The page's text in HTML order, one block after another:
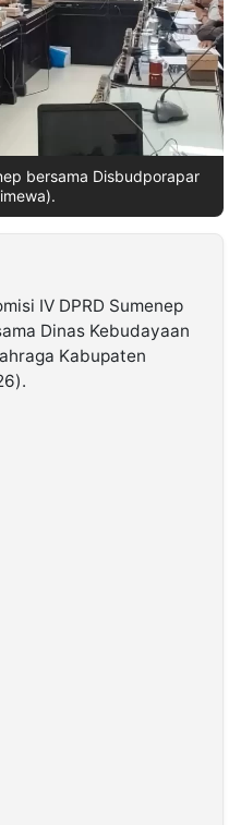
bersama Disbudporapar
IV DPRD Sumenep
Dinas Kebudayaan
Kabupaten